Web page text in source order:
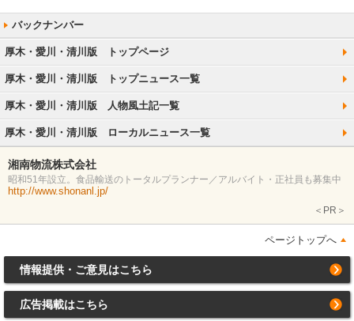
厚木・愛川・清川版 トップページ
厚木・愛川・清川版 トップニュース一覧
厚木・愛川・清川版 人物風土記一覧
厚木・愛川・清川版 ローカルニュース一覧
湘南物流株式会社
昭和51年設立。食品輸送のトータルプランナー／アルバイト・正社員も募集中
http://www.shonanl.jp/
＜PR＞
ページトップへ
情報提供・ご意見はこちら
広告掲載はこちら